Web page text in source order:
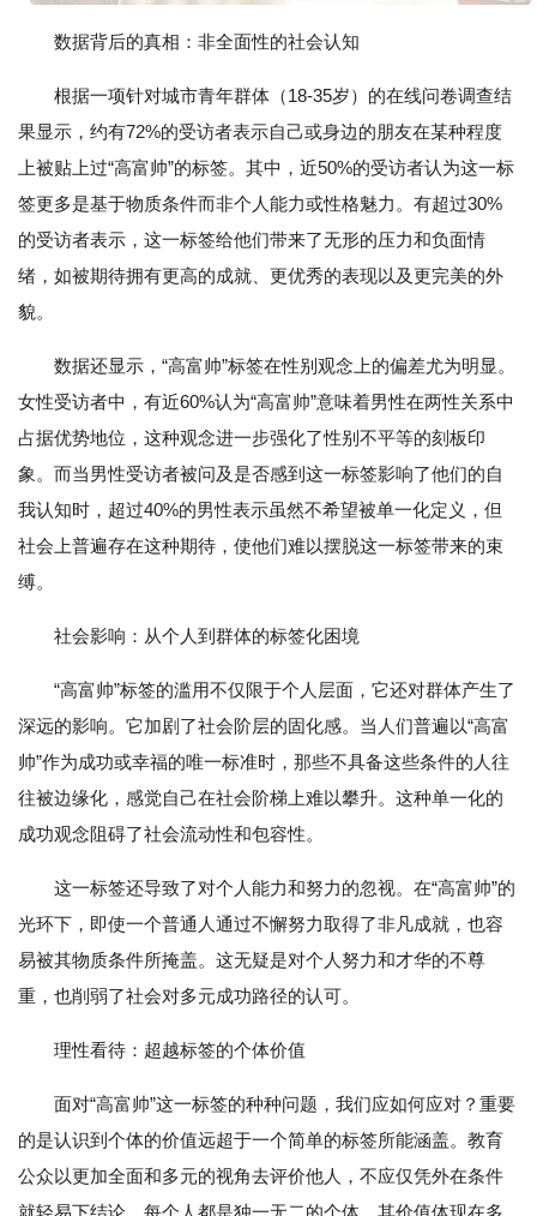
数据背后的真相：非全面性的社会认知
根据一项针对城市青年群体（18-35岁）的在线问卷调查结
果显示，约有72%的受访者表示自己或身边的朋友在某种程度
上被贴上过“高富帅”的标签。其中，近50%的受访者认为这一标
签更多是基于物质条件而非个人能力或性格魅力。有超过30%
的受访者表示，这一标签给他们带来了无形的压力和负面情
绪，如被期待拥有更高的成就、更优秀的表现以及更完美的外
貌。
数据还显示，“高富帅”标签在性别观念上的偏差尤为明显。
女性受访者中，有近60%认为“高富帅”意味着男性在两性关系中
占据优势地位，这种观念进一步强化了性别不平等的刻板印
象。而当男性受访者被问及是否感到这一标签影响了他们的自
我认知时，超过40%的男性表示虽然不希望被单一化定义，但
社会上普遍存在这种期待，使他们难以摆脱这一标签带来的束
缚。
社会影响：从个人到群体的标签化困境
“高富帅”标签的滥用不仅限于个人层面，它还对群体产生了
深远的影响。它加剧了社会阶层的固化感。当人们普遍以“高富
帅”作为成功或幸福的唯一标准时，那些不具备这些条件的人往
往被边缘化，感觉自己在社会阶梯上难以攀升。这种单一化的
成功观念阻碍了社会流动性和包容性。
这一标签还导致了对个人能力和努力的忽视。在“高富帅”的
光环下，即使一个普通人通过不懈努力取得了非凡成就，也容
易被其物质条件所掩盖。这无疑是对个人努力和才华的不尊
重，也削弱了社会对多元成功路径的认可。
理性看待：超越标签的个体价值
面对“高富帅”这一标签的种种问题，我们应如何应对？重要
的是认识到个体的价值远超于一个简单的标签所能涵盖。教育
公众以更加全面和多元的视角去评价他人，不应仅凭外在条件
就轻易下结论。每个人都是独一无二的个体，其价值体现在多